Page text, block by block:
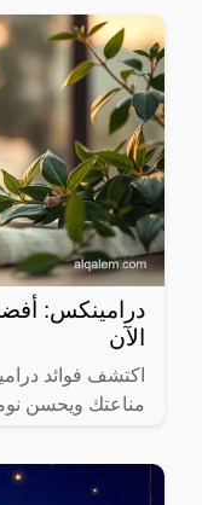
الجديد في المملكة
بعد
الآن
اكتشف فوائد
مناعتك ويحسن